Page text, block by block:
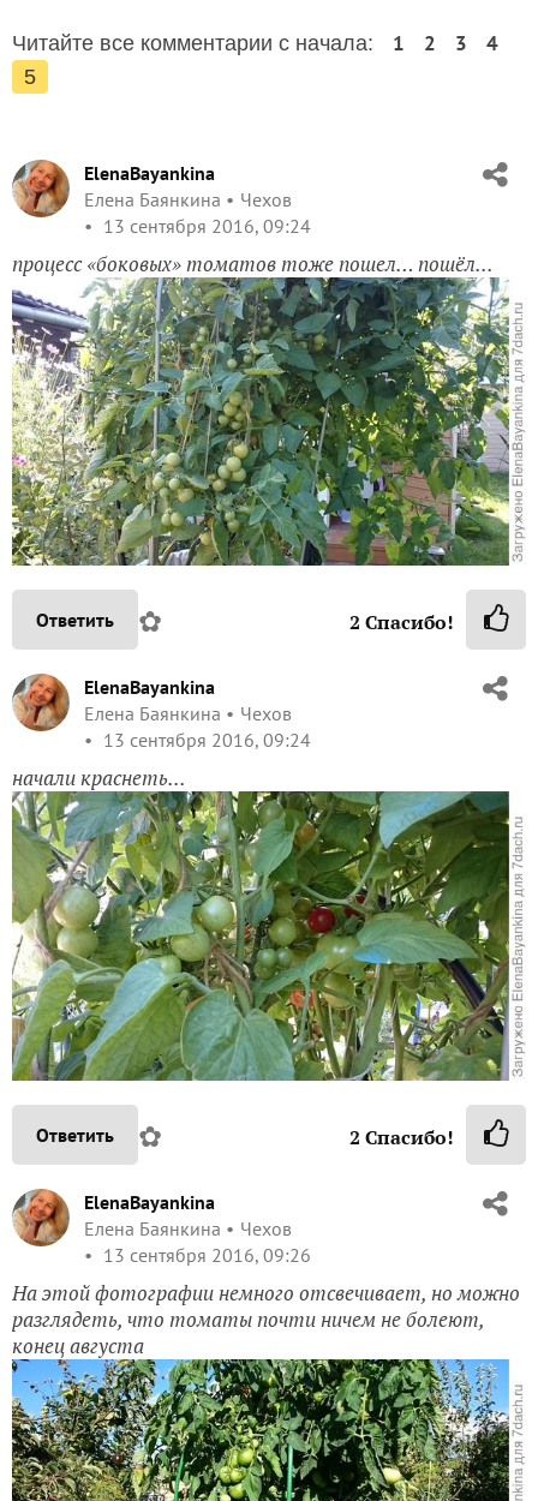
Читайте все комментарии с начала: 1 2 3 4
5
ElenaBayankina
Елена Баянкина
Чехов
13 сентября 2016, 09:24
процесс «боковых» томатов тоже пошел… пошёл...
Ответить ✿ 2 Спасибо!
ElenaBayankina
Елена Баянкина
Чехов
13 сентября 2016, 09:24
начали краснеть...
Ответить ✿ 2 Спасибо!
ElenaBayankina
Елена Баянкина
Чехов
13 сентября 2016, 09:26
На этой фотографии немного отсвечивает, но можно
разглядеть, что томаты почти ничем не болеют,
конец августа